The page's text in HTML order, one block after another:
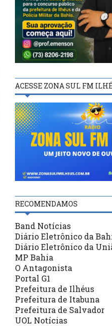
FUTEBOL
09/03/24
Esquadrão de Aço vence o
Jequié pela semifinal do
Estadual, 1 x 0
ACESSE ZONA SUL FM
RECOMENDAMOS
Band Notícias
Diário Eletrônico da
Diário Eletrônico da
MP Bahia
O Antagonista
Portal G1
Prefeitura de Ilhéus
Prefeitura de Itabuna
Prefeitura de Salvador
UOL Notícias